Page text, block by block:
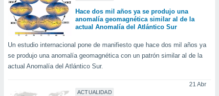
Hace dos mil años ya se produjo una
anomalía geomagnética similar al de la
actual Anomalía del Atlántico Sur
Un estudio internacional pone de manifiesto que hace dos mil años ya
se produjo una anomalía geomagnética con un patrón similar al de la
actual Anomalía del Atlántico Sur.
ACTUALIDAD
21 Abr